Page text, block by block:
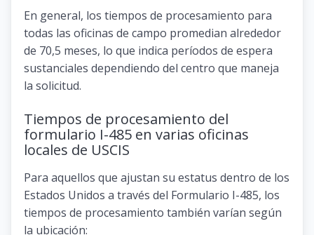
En general, los tiempos de procesamiento para
todas las oficinas de campo promedian alrededor
de 70,5 meses, lo que indica períodos de espera
sustanciales dependiendo del centro que maneja
la solicitud.
Tiempos de procesamiento del
formulario I-485 en varias oficinas
locales de USCIS
Para aquellos que ajustan su estatus dentro de los
Estados Unidos a través del Formulario I-485, los
tiempos de procesamiento también varían según
la ubicación: